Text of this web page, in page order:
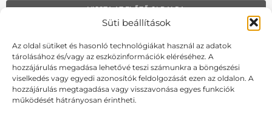
Süti beállítások
Az oldal sütiket és hasonló technológiákat használ az adatok
tárolásához és/vagy az eszközinformációk eléréséhez. A
hozzájárulás megadása lehetővé teszi számunkra a böngészési
viselkedés vagy egyedi azonosítók feldolgozását ezen az oldalon. A
hozzájárulás megtagadása vagy visszavonása egyes funkciók
működését hátrányosan érintheti.
VISSZA AZ ELŐZŐ OLDALRA
Kosár
Fiók
Adatvédelmi szabályzat